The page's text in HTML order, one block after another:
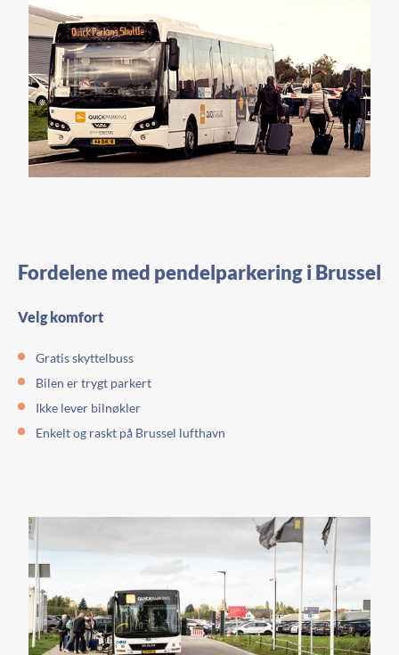
Fordelene med pendelparkering i Brussel
Velg komfort
Gratis skyttelbuss
Bilen er trygt parkert
Ikke lever bilnøkler
Enkelt og raskt på Brussel lufthavn